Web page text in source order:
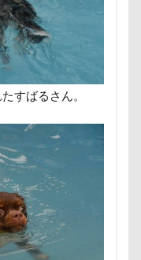
すばるさん。
マリンちゃん
ブリーダー
ラッシング
ル
free stitch
ん
ん
フセ
フォトツアー
ペットグラス